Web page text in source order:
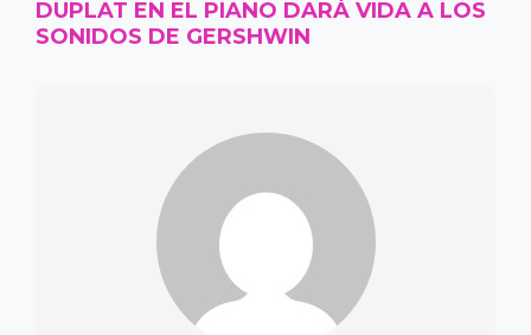
DUPLAT EN EL PIANO DARÁ VIDA A LOS
SONIDOS DE GERSHWIN